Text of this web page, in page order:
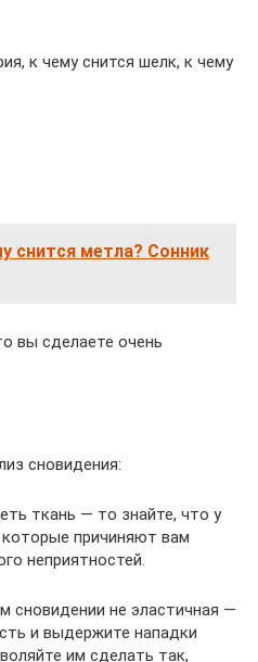
к чему снится шелк, к чему
снится метла? Сонник
вы сделаете очень
сновидения:
ткань — то знайте, что у
причиняют вам
неприятностей.
сновидении не эластичная —
и выдержите нападки
им сделать так,